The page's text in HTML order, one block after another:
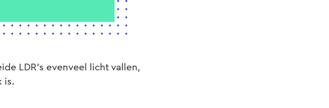
LDR’s evenveel licht vallen,
is.